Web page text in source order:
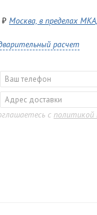
₽ Москва, в пределах
расчет
с политикой